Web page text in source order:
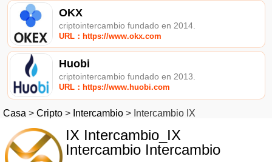
OKX
criptointercambio fundado en 2014.
URL：https://www.okx.com
Huobi
criptointercambio fundado en 2013.
URL：https://www.huobi.com
Casa > Cripto > Intercambio > Intercambio IX
IX Intercambio_IX
Intercambio Intercambio